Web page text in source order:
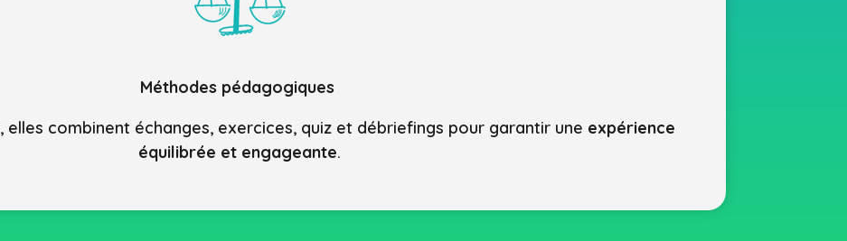
Méthodes pédagogiques
, elles combinent échanges, exercices, quiz et débriefings pour garantir une expérience
équilibrée et engageante.